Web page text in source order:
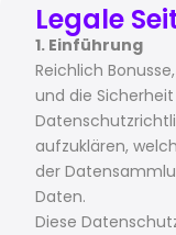
Legale
1. Einführung
Reichlich
und die
aufzuklären,
der
Daten.
Diese